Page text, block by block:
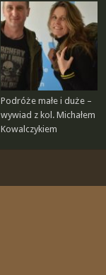
Podróże małe i duże –
wywiad z kol. Michałem
Kowalczykiem